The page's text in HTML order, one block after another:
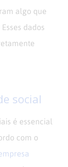
algo que
dados
social
é essencial
com o